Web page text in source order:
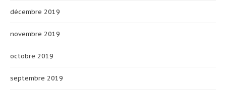
décembre 2019
novembre 2019
octobre 2019
septembre 2019